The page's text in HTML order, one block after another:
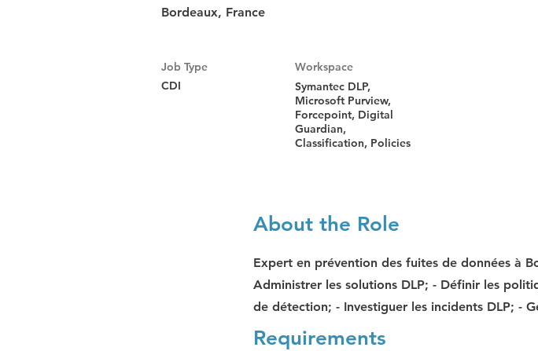
Bordeaux, France
Job Type
CDI
Workspace
Symantec DLP,
Microsoft Purview,
Forcepoint, Digital
Guardian,
Classification, Policies
About the Role
Expert en prévention des fuites de données à
Administrer les solutions DLP; - Définir les
de détection; - Investiguer les incidents DLP; -
Requirements